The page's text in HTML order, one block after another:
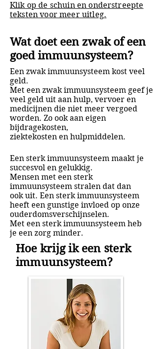
Klik op de schuin en onderstreepte
teksten voor meer uitleg.
Wat doet een zwak of een
goed immuunsysteem?
Een zwak immuunsysteem kost veel
geld.
Met een zwak immuunsysteem geef je
veel geld uit aan hulp, vervoer en
medicijnen die niet meer vergoed
worden. Zo ook aan eigen
bijdragekosten,
ziektekosten en hulpmiddelen.
Een sterk immuunsysteem maakt je
succesvol en gelukkig.
Mensen met een sterk
immuunsysteem stralen dat dan
ook uit. Een sterk immuunsysteem
heeft een gunstige invloed op onze
ouderdomsverschijnselen.
Met een sterk immuunsysteem heb
je een zorg minder.
Hoe krijg ik een sterk
immuunsysteem?